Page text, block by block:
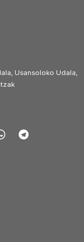
Usansoloko Udala,